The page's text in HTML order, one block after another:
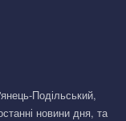
Подільський,
новини дня, та